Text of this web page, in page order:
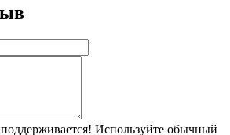
Используйте обычный